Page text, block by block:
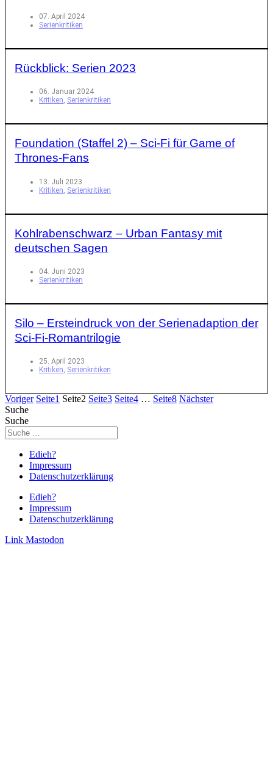
07. April 2024
Serienkritiken
Rückblick: Serien 2023
06. Januar 2024
Kritiken, Serienkritiken
Foundation (Staffel 2) – Sci-Fi für Game of
Thrones-Fans
13. Juli 2023
Kritiken Serienkritiken
Kohlrabenschwarz – Urban Fantasy mit
deutschen Sagen
04. Juni 2023
Serienkritiken
Silo – Ersteindruck von der Serienadaption der
Sci-Fi-Romantrilogie
25. April 2023
Kritiken, Serienkritiken
Voriger Seite1 Seite2 Seite3 Seite4 … Seite8 Nächster
Suche
Suche
Edieh?
Impressum
Datenschutzerklärung
Edieh?
Impressum
Datenschutzerklärung
Link Mastodon